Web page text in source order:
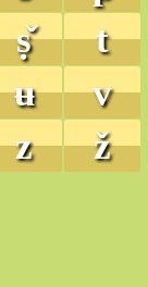
ṣ̌
t
ʉ
v
z
ž